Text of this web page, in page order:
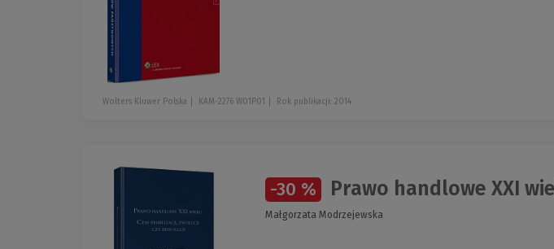
Wolters Kluwer Polska KAM-2276 W01P01 Rok publikacji: 2014
-30 % Prawo handlowe XXI
Małgorzata Modrzejewska